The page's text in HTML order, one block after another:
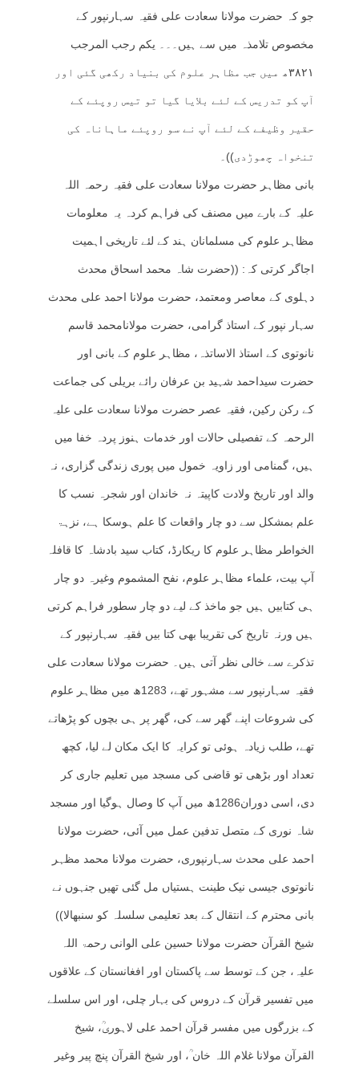
جو کہ حضرت مولانا سعادت علی فقیہ سہارنپور کے
مخصوص تلامذہ میں سے ہیں۔۔۔ یکم رجب المرجب
۳۸۲۱ھ میں جب مظاہر علوم کی بنیاد رکھی گئی اور
آپ کو تدریس کے لئے بلایا گیا تو تیس روپئے کے
حقیر وظیفے کے لئے آپ نے سو روپئے ماہاناہ کی
تنخواہ چھوڑدی))۔
بانی مظاہر حضرت مولانا سعادت علی فقیہ رحمہ اللہ
علیہ کے بارے میں مصنف کی فراہم کردہ یہ معلومات
مظاہر علوم کی مسلمانان ہند کے لئے تاریخی اہمیت
اجاگر کرتی کہ: ((حضرت شاہ محمد اسحاق محدث
دہلوی کے معاصر ومعتمد، حضرت مولانا احمد علی محدث
سہار نپور کے استاذ گرامی، حضرت مولانامحمد قاسم
نانوتوی کے استاذ الاساتذہ، مظاہر علوم کے بانی اور
حضرت سیداحمد شہید بن عرفان رائے بریلی کی جماعت
کے رکن رکین، فقیہ عصر حضرت مولانا سعادت علی علیہ
الرحمہ کے تفصیلی حالات اور خدمات ہنوز پردہ خفا میں
ہیں، گمنامی اور زاویہ خمول میں پوری زندگی گزاری، نہ
والد اور تاریخ ولادت کاپیتہ نہ خاندان اور شجرہ نسب کا
علم بمشکل سے دو چار واقعات کا علم ہوسکا ہے، نزہۃ
الخواطر مظاہر علوم کا ریکارڈ، کتاب سید بادشاہ کا قافلہ
آپ بیت، علماء مظاہر علوم، نفح المشموم وغیرہ دو چار
ہی کتابیں ہیں جو ماخذ کے لیے دو چار سطور فراہم کرتی
ہیں ورنہ تاریخ کی تقریبا بھی کتا بیں فقیہ سہارنپور کے
تذکرے سے خالی نظر آتی ہیں۔ حضرت مولانا سعادت علی
فقیہ سہارنپور سے مشہور تھے، 1283ھ میں مظاہر علوم
کی شروعات اپنے گھر سے کی، گھر پر ہی بچوں کو پڑھاتے
تھے، طلب زیادہ ہوئی تو کرایہ کا ایک مکان لے لیا، کچھ
تعداد اور بڑھی تو قاضی کی مسجد میں تعلیم جاری کر
دی، اسی دوران1286ھ میں آپ کا وصال ہوگیا اور مسجد
شاہ نوری کے متصل تدفین عمل میں آئی، حضرت مولانا
احمد علی محدث سہارنپوری، حضرت مولانا محمد مظہر
نانوتوی جیسی نیک طینت ہستیاں مل گئی تھیں جنہوں نے
بانی محترم کے انتقال کے بعد تعلیمی سلسلہ کو سنبھالا))
شیخ القرآن حضرت مولانا حسین علی الوانی رحمۃ اللہ
علیہ، جن کے توسط سے پاکستان اور افغانستان کے علاقوں
میں تفسیر قرآن کے دروس کی بہار چلی، اور اس سلسلے
کے بزرگوں میں مفسر قرآن احمد علی لاہوریؒ، شیخ
القرآن مولانا غلام اللہ خان ؒ، اور شیخ القرآن پنچ پیر وغیر